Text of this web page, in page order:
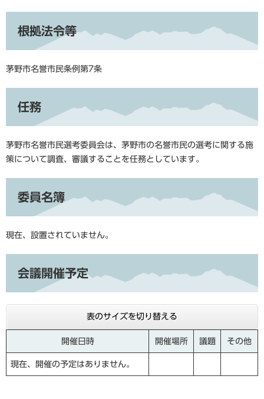
根拠法令等
茅野市名誉市民条例第7条
任務
茅野市名誉市民選考委員会は、茅野市の名誉市民の選考に関する施
策について調査、審議することを任務としています。
委員名簿
現在、設置されていません。
会議開催予定
表のサイズを切り替える
開催日時 開催場所 議題 その他
現在、開催の予定はありません。